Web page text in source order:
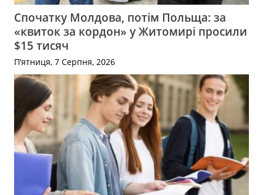
Спочатку Молдова, потім Польща: за
«квиток за кордон» у Житомирі просили
$15 тисяч
П’ятниця, 7 Серпня, 2026